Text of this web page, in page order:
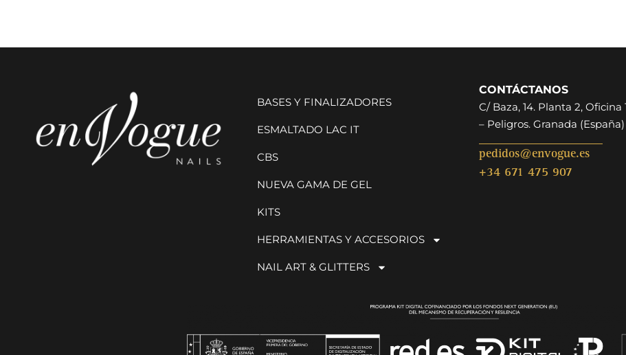
BASES Y FINALIZADORES
ESMALTADO LAC IT
CBS
NUEVA GAMA DE GEL
KITS
HERRAMIENTAS Y ACCESORIOS
NAIL ART & GLITTERS
CONTÁCTANOS
C/ Baza, 14. Planta 2, Oficina
– Peligros. Granada (España)
pedidos@envogue.es
+34 671 475 907